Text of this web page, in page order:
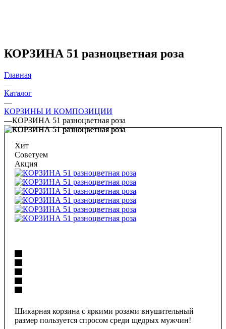
КОРЗИНА 51 разноцветная роза
Главная
—
Каталог
—
КОРЗИНЫ И КОМПОЗИЦИИ
—КОРЗИНА 51 разноцветная роза
Хит
Советуем
Акция
Шикарная корзина с яркими розами внушительный
размер пользуется спросом среди щедрых мужчин!